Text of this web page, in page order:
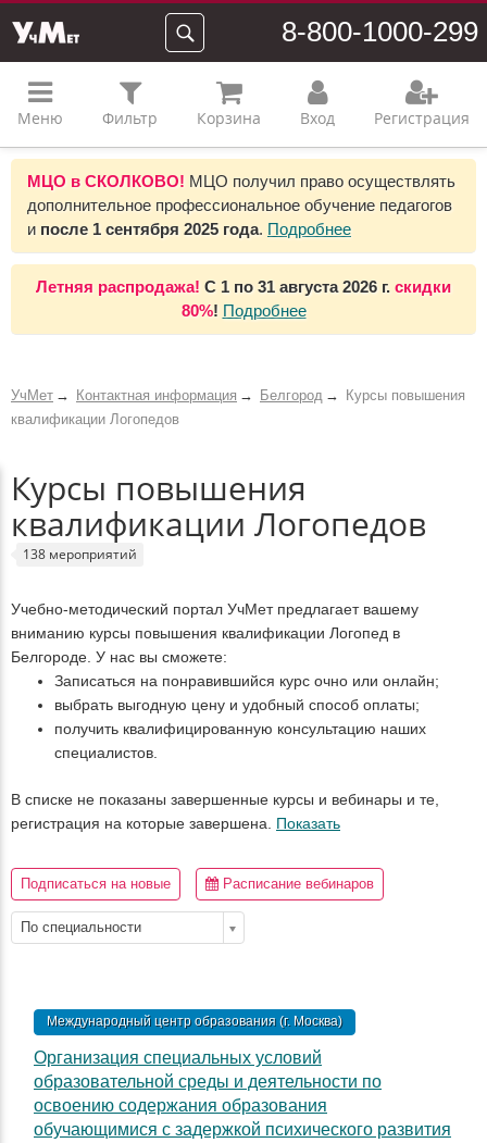
8-800-1000-299
Меню Фильтр Корзина Вход Регистрация
МЦО в СКОЛКОВО! МЦО получил право осуществлять
дополнительное профессиональное обучение педагогов
и после 1 сентября 2025 года. Подробнее
Летняя распродажа! С 1 по 31 августа 2026 г. скидки
80%! Подробнее
УчМет Контактная информация Белгород
Курсы повышения
квалификации Логопедов
Курсы повышения
квалификации Логопедов
138 мероприятий
Учебно-методический портал УчМет предлагает вашему
вниманию курсы повышения квалификации Логопед в
Белгороде. У нас вы сможете:
Записаться на понравившийся курс очно или онлайн;
выбрать выгодную цену и удобный способ оплаты;
получить квалифицированную консультацию наших
специалистов.
В списке не показаны завершенные курсы и вебинары и те,
регистрация на которые завершена. Показать
Подписаться на новые Расписание вебинаров
По специальности
Международный центр образования (г. Москва)
Организация специальных условий
образовательной среды и деятельности по
освоению содержания образования
обучающимися с задержкой психического развития